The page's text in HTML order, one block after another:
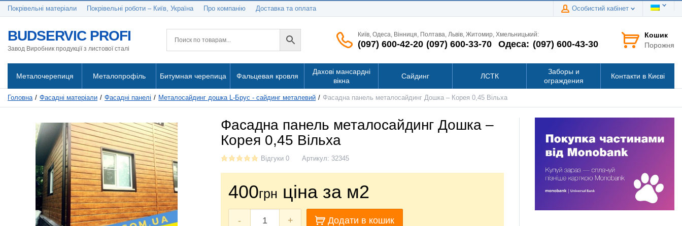
Покрівельні матеріали Покрівельні роботи – Київ, Україна Про компанію Доставка та оплата Особистий кабінет
BUDSERVIC PROFI
Завод Виробник продукції з листової сталі
Київ, Одеса, Вінниця, Полтава, Львів, Житомир, Хмельницький:
(097) 600-42-20 (097) 600-33-70 Одеса: (097) 600-43-30
Кошик
Порожня
Металочерепиця Металопрофіль Битумная черепица Фальцевая кровля
Дахові мансардні
вікна
Сайдинг ЛСТК
Заборы и
ограждения
Контакти в Києві
Головна Фасадні матеріали Фасадні панелі Металосайдинг дошка L-Брус - сайдинг металевий Фасадна панель металосайдинг Дошка – Корея 0,45 Вільха
Фасадна панель металосайдинг Дошка –
Корея 0,45 Вільха
Відгуки 0 Артикул: 32345
400грн ціна за м2
- + Додати в кошик